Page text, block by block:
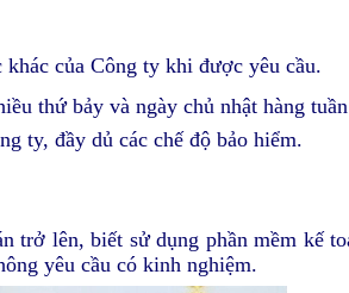
của Công ty khi được yêu cầu.
thứ bảy và ngày chủ nhật hàng tuần
ty, đầy dủ các chế độ bảo hiểm.
trở lên, biết sử dụng phần mềm kế
yêu cầu có kinh nghiệm.